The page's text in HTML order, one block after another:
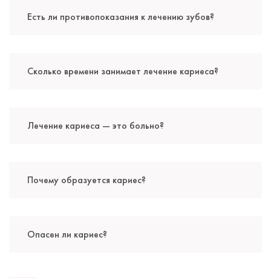
Стаж работы: 1 год
Стоматолог-терапевт
Специальность: терапия
Есть ли противопоказания к лечению зубов?
Сколько времени занимает лечение кариеса?
Лечение кариеса — это больно?
Почему образуется кариес?
Опасен ли кариес?